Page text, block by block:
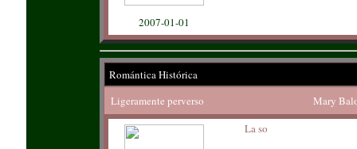
2007-01-01
Romántica Histórica
Ligeramente perverso
Mary
La so